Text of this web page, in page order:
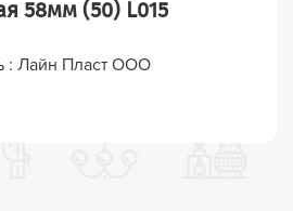
58мм (50) L015
: Лайн Пласт ООО